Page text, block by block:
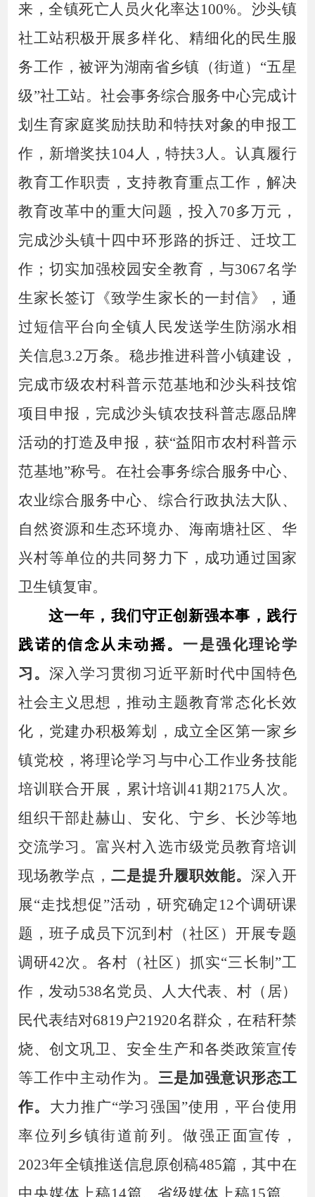
来，全镇死亡人员 火化率达100%。沙头镇
社工站积极开展多样化、精细化的民生服
务工作，被评为湖南省乡镇（街道）“五星
级”社工站。社会事务综合服务中心完成计
划生育家庭奖励扶助和特扶对象的申报工
作，新增奖扶104人，特扶3人。认真履行
教育工作职责，支持教育重点工作，解决
教育改革中的重大问题，投入70多万元，
完成沙头镇十四中环形路的拆迁、迁坟工
作；切实加强校园安全教育，与3067名学
生家长签订《致学生家长的一封信》，通
过短信平台向全镇人民发送学生防溺水相
关信息3.2万条。稳步推进科普小镇建设，
完成市级农村科普示范基地和沙头科技馆
项目申报，完成沙头镇农技科普志愿品牌
活动的打造及申报，获“益阳市农村科普示
范基地”称号。在社会事务综合服务中心、
农业综合服务中心、综合行政执法大队、
自然资源和生态环境办、海南塘社区、华
兴村等单位的共同努力下，成功通过国家
卫生镇复审。
这一年，我们守正创新强本事，践行
践诺的信念从未动摇。 一是强化理论学
习。深入学习贯彻习近平新时代中国特色
社会主义思想 ，推动主题教育常态化长效
化，党建办积极筹划， 成立全区第一家乡
镇党校，将理论学习与中心工作业务技能
培训联合开展，累计培训41期2175人次。
组织干部赴赫山、安化、 宁乡、长沙等地
交流学习。富兴村入选市级党员教育培训
现场教学点，二是提升履职效能。 深入开
展“走找想促”活动，研究确定12个调研课
题，班子成员下沉到村（社区）开展专题
调研42次。 各村（社区）抓实“三长制”工
作 ， 发动538名党员、人大代表、 村（居）
民代表结对6819户21920名群众 ，在秸秆禁
烧、创文巩卫、安全生产和各类政策宣传
等工作中主动作为 。 三是加强意识形态工
作。 大力推广“学习强国”使用，平台使用
率位列乡镇街道前列。做强正面宣传，
2023年全镇推送信息原创稿485篇，其中在
中央媒体上稿14篇、省级媒体上稿15篇、